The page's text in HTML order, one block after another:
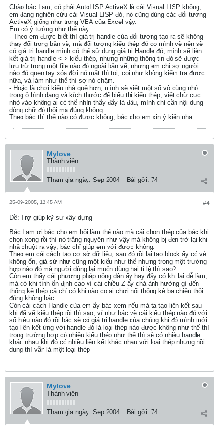
Chào bác Lam, có phải AutoLISP ActiveX là cài Visual LISP khồng,
em đang nghiên cứu cái Visual LISP đó, nó cũng dùng các đối tượng
ActiveX giống như trong VBA của Excel vậy.
Em có ý tưởng như thế này
- Theo em được biết thì giá trị handle của đối tượng tạo ra sẽ không
thay đổi trong bản vẽ, mà đối tượng kiểu thép đó do mình vẽ nên sẽ
có giá trị handle mình có thể sử dụng giá trị Handle đó, mình sẽ liên
kết giá trị handle <-> kiểu thép, nhưng những thông tin đó sẽ được
lưu trữ trong một file nào đó ngoài bản vẽ, nhưng em chỉ sợ người
nào đó quen tay xóa đời nó mất thì toi, coi như không kiểm tra được
nữa, và làm như thế thì sợ nó chậm.
- Hoặc là chơi kiểu nhà quê hơn, mình sẽ viết một số vô cùng nhỏ
trong ô hình dạng và kích thước để biểu thị kiểu thép, viết chữ cực
nhỏ vào không ai có thể nhìn thấy đấy là đâu, mình chỉ cần nội dung
dòng chữ đó thôi mà đúng không
Theo bác thì thế nào có được không, bác cho em xin ý kiến nha
Mylove
Thành viên
Tham gia ngày: Sep 2004 Bài gởi: 74
#4
25-09-2005, 12:45 AM
Ðề: Trợ giúp kỹ sư xây dựng
Bác Lam ơi bác cho em hỏi làm thế nào mà cái chọn thép của bác khi
chọn xong rồi thì nó trắng nguyên như vậy mà không bị đen trở lại khi
nhả chuột ra vậy, bác chỉ giúp em với được không.
Theo em cái cách tạo cơ sở dữ liệu, sau đó rồi lại tạo block ấy có vẻ
không ổn, giả sử như cũng một kiểu như thế nhưng trong một trường
hợp nào đó mà người dùng lại muốn dùng hai tỉ lệ thì sao?
Còn em thấy cái phương pháp nông dân ấy hay đấy có khi lại dễ làm,
mà có khi tính ổn định cao vì cái chiều Z ấy chả ảnh hưởng gì đến
thống kê thép cả chỉ có khi nào co ai chơi nổi thống kê ba chiều thôi
đúng không bác.
Còn cái cách Handle của em ấy bác xem nếu mà ta tạo liên kết sau
khi đã vẽ kiểu thép rồi thì sao, ví như bác vẽ cái kiểu thép nào đó với
số hiệu nào đó rồi bác sẽ có giá trị handle của chúng khi đó mình mới
tạo liên kết ứng với handle đó là loại thép nào được không như thế thì
trong trường hợp có nhiều kiểu thép như thế thì sẽ có nhiều handle
khác nhau khi đó có nhiều liên kết khác nhau với loại thép nhưng nồi
dung thì vẫn là một loại thép
Mylove
Thành viên
Tham gia ngày: Sep 2004 Bài gởi: 74